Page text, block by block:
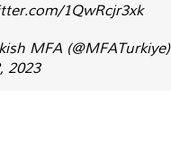
1QwRcjr3xk
MFA (@MFATurkiye)
2023